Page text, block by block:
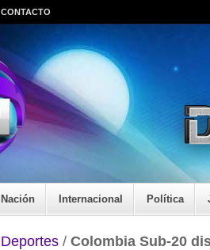
CONTACTO
Nación Internacional Política
Deportes / Colombia Sub-20